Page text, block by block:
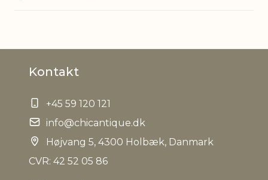
Passer til
EAN
Tariffnumber 7013990090
Kontakt
+45 59 120 121
info@chicantique.dk
Højvang 5, 4300 Holbæk, Danmark
CVR: 42 52 05 86